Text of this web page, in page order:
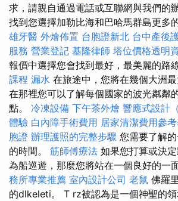
求，請親自通過電話或互聯網與我們的
找到您選擇加勒比海和巴哈馬群島更多
雄牙醫 外燴佈置 台胞證新北 台中產後
服務 營業登記 基隆律師 塔位價格透明
報價中選擇您會找到最好，最美麗的路
課程 漏水 在旅途中，您將在幾個大洲最
在那裡您可以了解每個國家的波光粼粼
點。 冷凍設備 下午茶外燴 響應式設計
體驗 白內障手術費用 居家清潔費用參
胞證 辦理護照的完整步驟 您需要了解
的時間。 筋師傅療法 如果您打算或決
為船巡遊，那麼您將站在一個良好的一
務所專業推薦 室內設計公司 老鼠 佛羅
的dlkeleti。 T rz被認為是一個神聖的